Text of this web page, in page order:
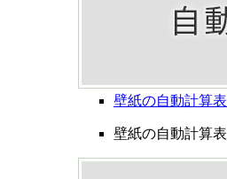
壁紙の自動計算表
壁紙の自動計算表